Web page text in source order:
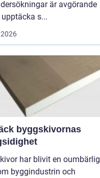
är avgörande
s...
byggskivornas
har blivit en oumbärlig
byggindustrin och